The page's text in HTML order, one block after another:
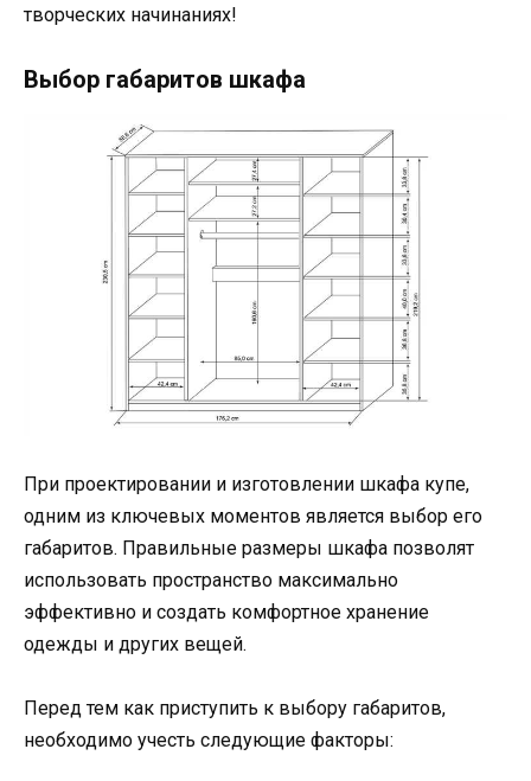
творческих начинаниях!
Выбор габаритов шкафа
При проектировании и изготовлении шкафа купе,
одним из ключевых моментов является выбор его
габаритов. Правильные размеры шкафа позволят
использовать пространство максимально
эффективно и создать комфортное хранение
одежды и других вещей.
Перед тем как приступить к выбору габаритов,
необходимо учесть следующие факторы: